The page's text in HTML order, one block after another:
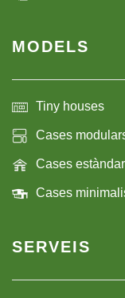
MODELS
Tiny houses
Cases
Cases
Cases
SERVEIS